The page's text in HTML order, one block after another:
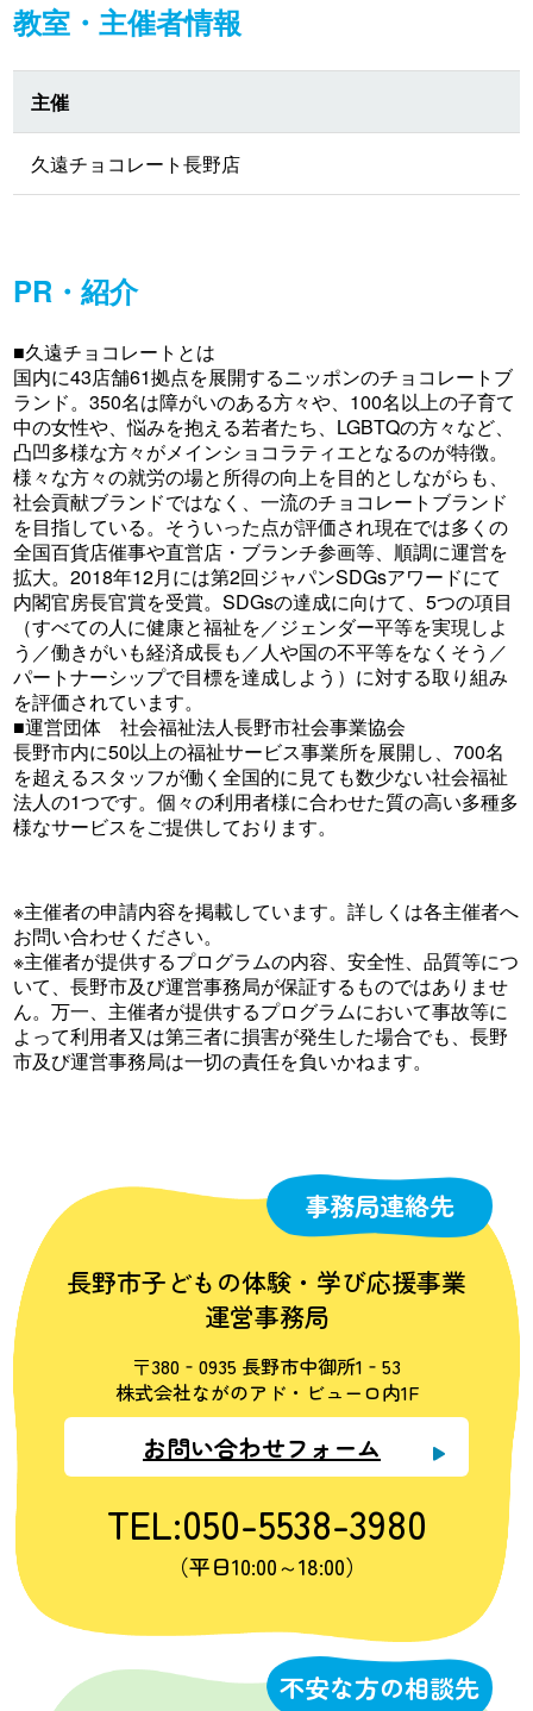
教室・主催者情報
主催
久遠チョコレート長野店
PR・紹介
■久遠チョコレートとは
国内に43店舗61拠点を展開するニッポンのチョコレートブ
ランド。350名は障がいのある方々や、100名以上の子育て
中の女性や、悩みを抱える若者たち、LGBTQの方々など、
凸凹多様な方々がメインショコラティエとなるのが特徴。
様々な方々の就労の場と所得の向上を目的としながらも、
社会貢献ブランドではなく、一流のチョコレートブランド
を目指している。そういった点が評価され現在では多くの
全国百貨店催事や直営店・ブランチ参画等、順調に運営を
拡大。2018年12月には第2回ジャパンSDGsアワードにて
内閣官房長官賞を受賞。SDGsの達成に向けて、5つの項目
（すべての人に健康と福祉を／ジェンダー平等を実現しよ
う／働きがいも経済成長も／人や国の不平等をなくそう／
パートナーシップで目標を達成しよう）に対する取り組み
を評価されています。
■運営団体 社会福祉法人長野市社会事業協会
長野市内に50以上の福祉サービス事業所を展開し、700名
を超えるスタッフが働く全国的に見ても数少ない社会福祉
法人の1つです。個々の利用者様に合わせた質の高い多種多
様なサービスをご提供しております。
※主催者の申請内容を掲載しています。詳しくは各主催者へ
お問い合わせください。
※主催者が提供するプログラムの内容、安全性、品質等につ
いて、長野市及び運営事務局が保証するものではありませ
ん。万一、主催者が提供するプログラムにおいて事故等に
よって利用者又は第三者に損害が発生した場合でも、長野
市及び運営事務局は一切の責任を負いかねます。
事務局連絡先
長野市子どもの体験・学び応援事業
運営事務局
〒380‐0935 長野市中御所1‐53
株式会社ながのアド・ビューロ内1F
お問い合わせフォーム
TEL:050-5538-3980
（平日10:00～18:00）
不安な方の相談先